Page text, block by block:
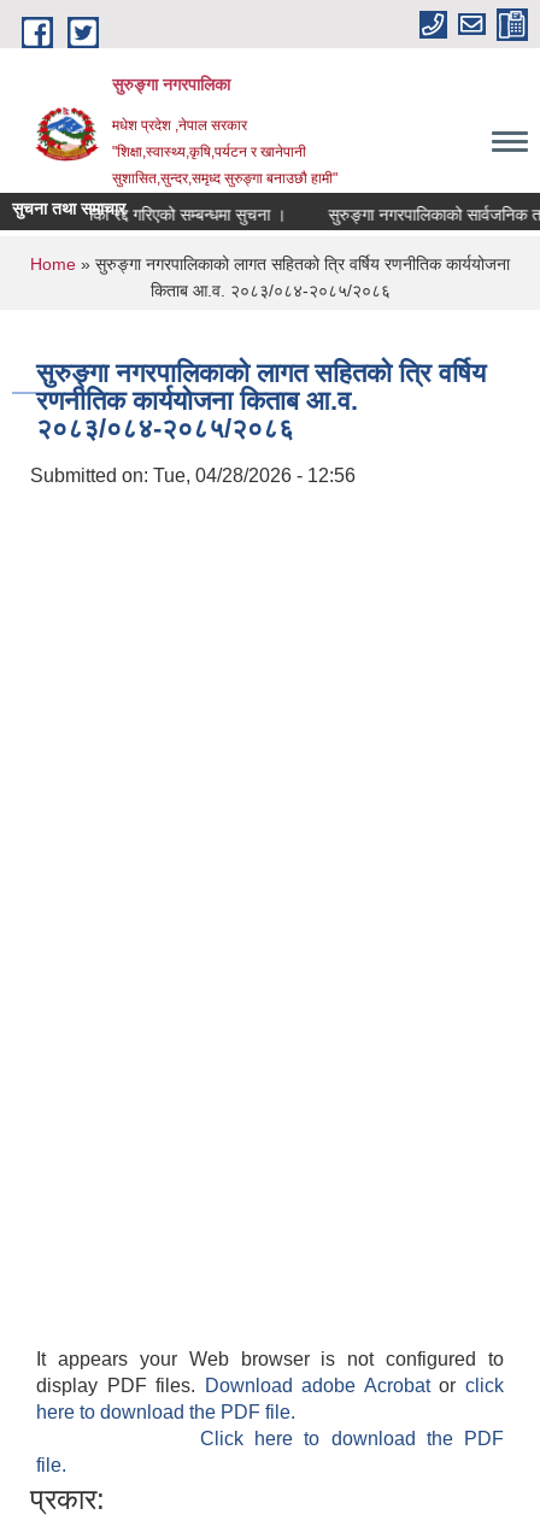
Skip to main content
सुरुङ्‍गा नगरपालिका
मधेश प्रदेश ,नेपाल सरकार
"शिक्षा,स्वास्थ्य,कृषि,पर्यटन र खानेपानी
सुशासित,सुन्दर,समृध्द सुरुङ्गा बनाउछौ हामी"
सुचना तथा समाचार
ठेक्का रद्द गरिएको सम्बन्धमा सुचना ।
You are here
Home » सुरुङ्गा नगरपालिकाको लागत सहितको त्रि वर्षिय रणनीतिक कार्ययोजना
किताब आ.व. २०८३/०८४-२०८५/२०८६
सुरुङ्गा नगरपालिकाको लागत सहितको त्रि वर्षिय
रणनीतिक कार्ययोजना किताब आ.व.
२०८३/०८४-२०८५/२०८६
Submitted on: Tue, 04/28/2026 - 12:56
It appears your Web browser is not configured to
display PDF files.
Download adobe Acrobatorclick
here to download the PDF file.
Click here to download the PDF
file.
प्रकार: